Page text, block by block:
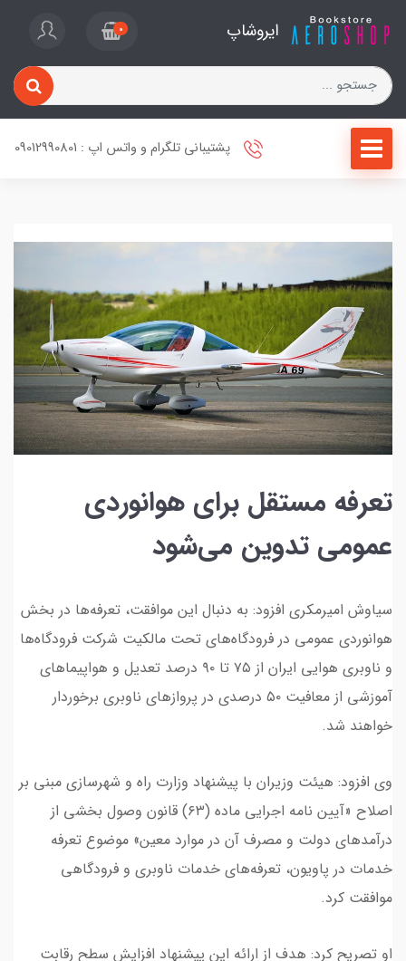
ایروشاپ 0
پشتیبانی تلگرام و واتس اپ : 09012990801
تعرفه مستقل برای هوانوردی
عمومی تدوین می‌شود
سیاوش امیرمکری افزود: به دنبال این موافقت، تعرفه‌ها در بخش
هوانوردی عمومی در فرودگاه‌های تحت مالکیت شرکت فرودگاه‌ها
و ناوبری هوایی ایران از ۷۵ تا ۹۰ درصد تعدیل و هواپیما‌های
آموزشی از معافیت ۵۰ درصدی در پرواز‌های ناوبری برخوردار
خواهند شد.
وی افزود: هیئت وزیران با پیشنهاد وزارت راه و شهرسازی مبنی بر
اصلاح «آیین نامه اجرایی ماده (۶۳) قانون وصول بخشی از
درآمد‌های دولت و مصرف آن در موارد معین» موضوع تعرفه
خدمات در پاویون، تعرفه‌های خدمات ناوبری و فرودگاهی
موافقت کرد.
او تصریح کرد: هدف از ارائه این پیشنهاد افزایش سطح رقابت